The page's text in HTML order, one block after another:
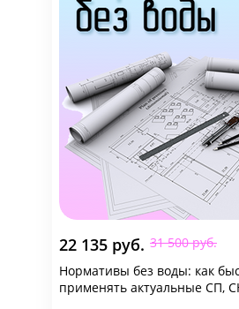
22 135 руб. 31 500 руб.
Нормативы без воды: как
применять актуальные СП,